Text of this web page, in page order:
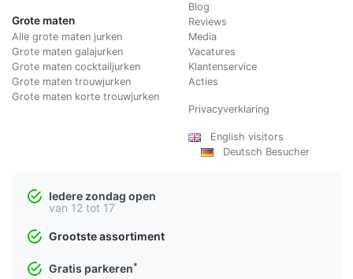
Grote maten
Alle grote maten jurken
Grote maten galajurken
Grote maten cocktailjurken
Grote maten trouwjurken
Grote maten korte trouwjurken
Blog
Reviews
Media
Vacatures
Klantenservice
Acties
Privacyverklaring
English visitors
Deutsch Besucher
Iedere zondag open
van 12 tot 17
Grootste assortiment
Gratis parkeren*